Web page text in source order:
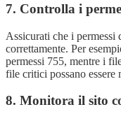
7. Controlla i
Assicurati che i
correttamente. Per
permessi 755, mentre i
file critici possano
8. Monitora il sito